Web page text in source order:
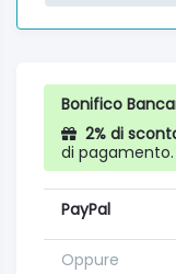
Bonifico
2% di
di pagamento.
PayPal
Oppure